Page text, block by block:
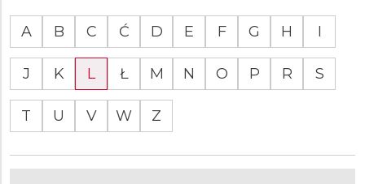
A B C Ć D E F G H I
J K L Ł M N O P R S
T U V W Z